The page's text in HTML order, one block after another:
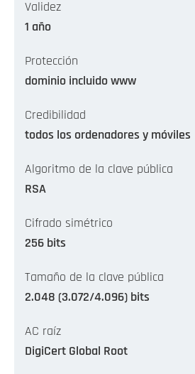
Validez
1 año
Protección
dominio incluido www
Credibilidad
todos los ordenadores y móviles
Algoritmo de la clave pública
RSA
Cifrado simétrico
256 bits
Tamaño de la clave pública
2.048 (3.072/4.096) bits
AC raíz
DigiCert Global Root